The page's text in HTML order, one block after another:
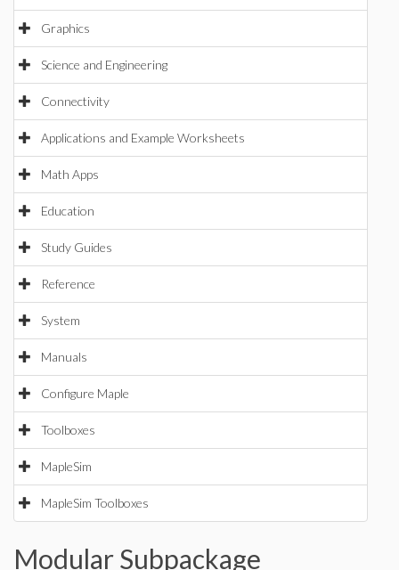
Graphics
Science and Engineering
Connectivity
Applications and Example Worksheets
Math Apps
Education
Study Guides
Reference
System
Manuals
Configure Maple
Toolboxes
MapleSim
MapleSim Toolboxes
Modular Subpackage